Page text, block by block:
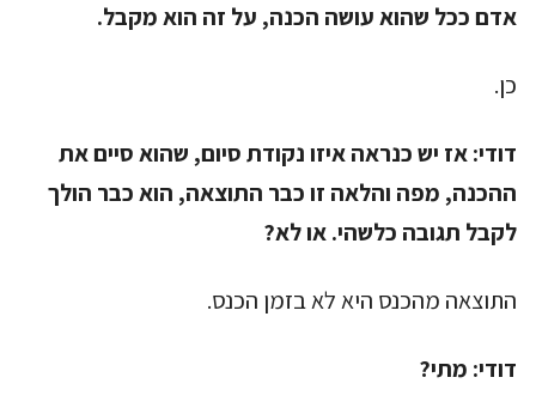
אדם ככל שהוא עושה הכנה, על זה הוא מקבל.
כן.
דודי:אז יש כנראה איזו נקודת סיום, שהוא סיים את
ההכנה, מפה והלאה זו כבר התוצאה, הוא כבר הולך
לקבל תגובה כלשהי. או לא?
התוצאה מהכנס היא לא בזמן הכנס.
דודי: מתי?